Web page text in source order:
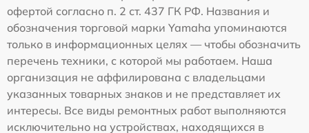
офертой согласно п. 2 ст. 437 ГК РФ. Названия и
обозначения торговой марки Yamaha упоминаются
только в информационных целях — чтобы обозначить
перечень техники, с которой мы работаем. Наша
организация не аффилирована с владельцами
указанных товарных знаков и не представляет их
интересы. Все виды ремонтных работ выполняются
исключительно на устройствах, находящихся в